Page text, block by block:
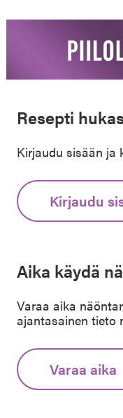
Resepti
Kirjaudu sisään ja
Kirjaudu
Aika käydä
Varaa aika
ajantasainen tieto
Varaa aika